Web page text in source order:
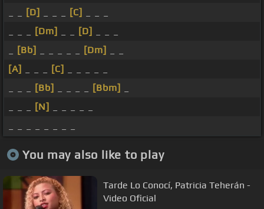
[D] [C]
[Dm] [D]
[Bb] [Dm]
[A]
[C]
[Bb] [Bbm]
[N]
You may also like to play
Tarde Lo Conocí, Patricia Teherán -
Video Oficial